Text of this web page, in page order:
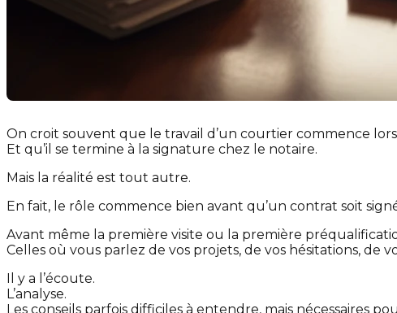
On croit souvent que le travail d’un courtier commence
Et qu’il se termine à la signature chez le notaire.
Mais la réalité est tout autre.
En fait, le rôle commence bien avant qu’un contrat soit
Avant même la première visite ou la première
Celles où vous parlez de vos projets, de vos hésitations, de
Il y a l’écoute.
L’analyse.
Les conseils parfois difficiles à entendre, mais nécessaires